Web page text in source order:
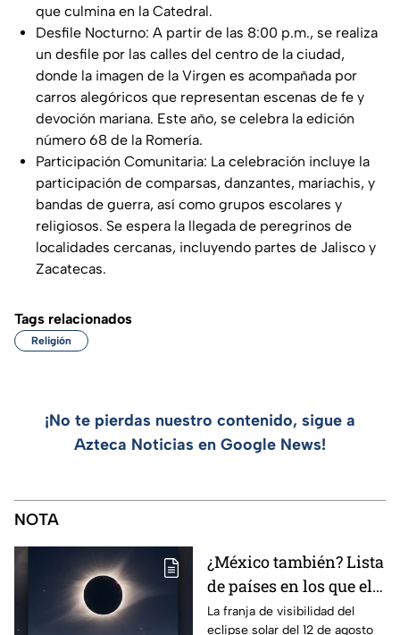
que culmina en la Catedral.
Desfile Nocturno: A partir de las 8:00 p.m., se realiza
un desfile por las calles del centro de la ciudad,
donde la imagen de la Virgen es acompañada por
carros alegóricos que representan escenas de fe y
devoción mariana. Este año, se celebra la edición
número 68 de la Romería.
Participación Comunitaria: La celebración incluye la
participación de comparsas, danzantes, mariachis, y
bandas de guerra, así como grupos escolares y
religiosos. Se espera la llegada de peregrinos de
localidades cercanas, incluyendo partes de Jalisco y
Zacatecas.
Tags relacionados
Religión
¡No te pierdas nuestro contenido, sigue a
Azteca Noticias en Google News!
NOTA
¿México también? Lista
de países en los que el
12 de agosto se verá el
La franja de visibilidad del
eclipse solar del 12 de agosto